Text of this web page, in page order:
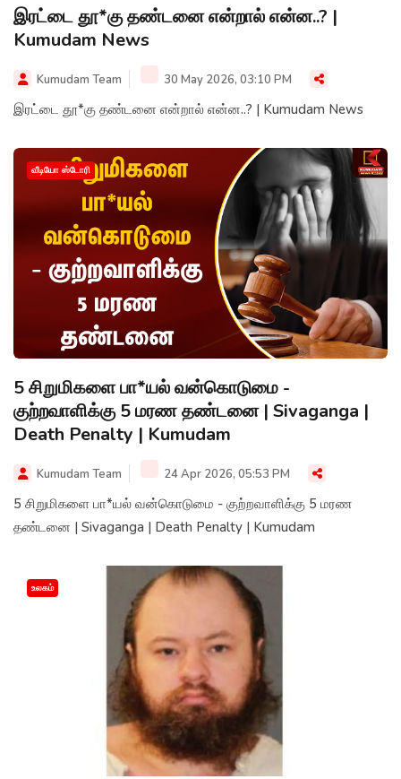
இரட்டை தூ*கு தண்டனை என்றால் என்ன..? |
Kumudam News
Kumudam Team 30 May 2026, 03:10 PM
இரட்டை தூ*கு தண்டனை என்றால் என்ன..? | Kumudam News
வீடியோ ஸ்டோரி
5 சிறுமிகளை பா*யல் வன்கொடுமை -
குற்றவாளிக்கு 5 மரண தண்டனை | Sivaganga |
Death Penalty | Kumudam
Kumudam Team 24 Apr 2026, 05:53 PM
5 சிறுமிகளை பா*யல் வன்கொடுமை - குற்றவாளிக்கு 5 மரண
தண்டனை | Sivaganga | Death Penalty | Kumudam
உலகம்